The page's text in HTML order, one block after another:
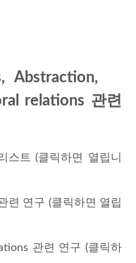
Abstraction,
relations 관련
스트 (클릭하면 열립니
련 연구 (클릭하면 열립
관련 연구 (클릭하